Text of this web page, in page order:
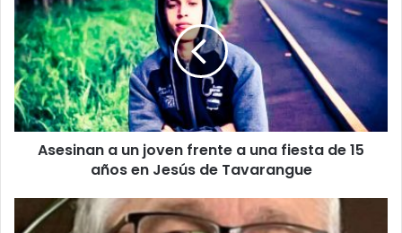
Asesinan a un joven frente a una fiesta de 15
años en Jesús de Tavarangue